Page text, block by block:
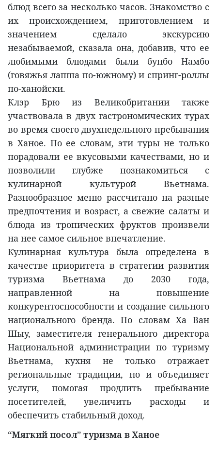
блюд всего за несколько часов. Знакомство с
их происхождением, приготовлением и
значением сделало экскурсию
незабываемой, сказала она, добавив, что ее
любимыми блюдами были бунбо Намбо
(говяжья лапша по-южному) и спринг-роллы
по-ханойски.
Клэр Брю из Великобритании также
участвовала в двух гастрономических турах
во время своего двухнедельного пребывания
в Ханое. По ее словам, эти туры не только
порадовали ее вкусовыми качествами, но и
позволили глубже познакомиться с
кулинарной культурой Вьетнама.
Разнообразное меню рассчитано на разные
предпочтения и возраст, а свежие салаты и
блюда из тропических фруктов произвели
на нее самое сильное впечатление.
Кулинарная культура была определена в
качестве приоритета в стратегии развития
туризма Вьетнама до 2030 года,
направленной на повышение
конкурентоспособности и создание сильного
национального бренда. По словам Ха Ван
Шыу, заместителя генерального директора
Национальной администрации по туризму
Вьетнама, кухня не только отражает
региональные традиции, но и объединяет
услуги, помогая продлить пребывание
посетителей, увеличить расходы и
обеспечить стабильный доход.
“Мягкий посол” туризма в Ханое